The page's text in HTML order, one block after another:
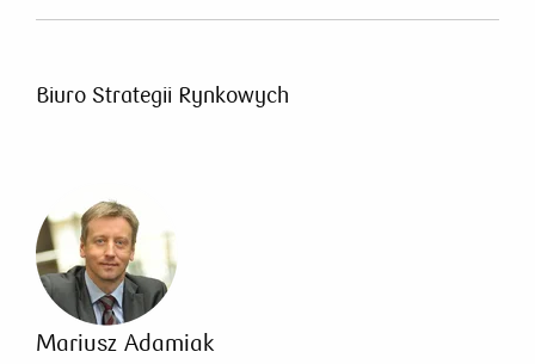
Biuro Strategii Rynkowych
Mariusz Adamiak